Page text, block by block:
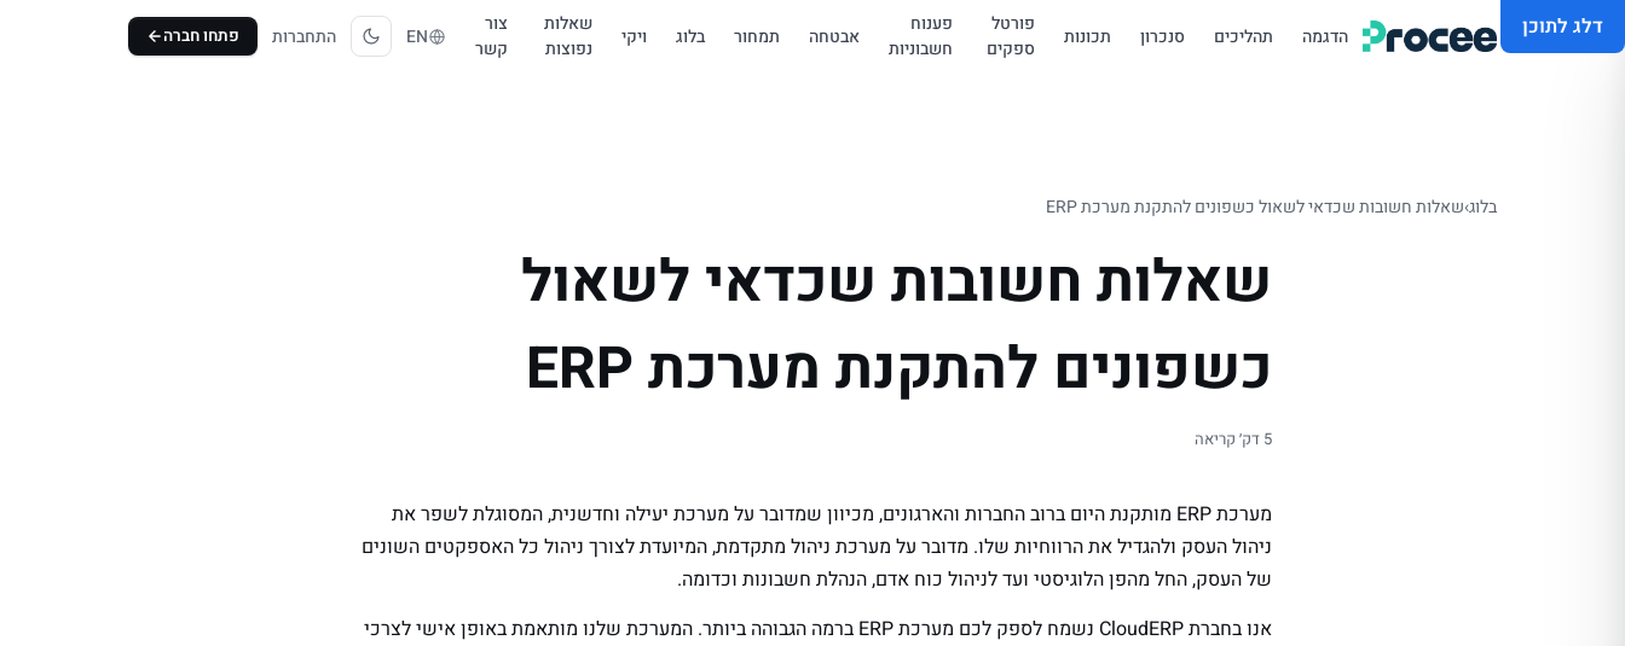
דלג לתוכן הדגמה תהליכים סנכרון תכונות
פורטל
ספקים
פענוח
חשבוניות
אבטחה תמחור בלוג ויקי
שאלות
נפוצות
צור
קשר
EN התחברות פתחו חברה
בלוג›שאלות חשובות שכדאי לשאול כשפונים להתקנת מערכת ERP
שאלות חשובות שכדאי לשאול
כשפונים להתקנת מערכת ERP
5 דק׳ קריאה
מערכת ERP מותקנת היום ברוב החברות והארגונים, מכיוון שמדובר על מערכת יעילה וחדשנית, המסוגלת לשפר את
ניהול העסק ולהגדיל את הרווחיות שלו. מדובר על מערכת ניהול מתקדמת, המיועדת לצורך ניהול כל האספקטים השונים
של העסק, החל מהפן הלוגיסטי ועד לניהול כוח אדם, הנהלת חשבונות וכדומה.
אנו בחברת CloudERP נשמח לספק לכם מערכת ERP ברמה הגבוהה ביותר. המערכת שלנו מותאמת באופן אישי לצרכי